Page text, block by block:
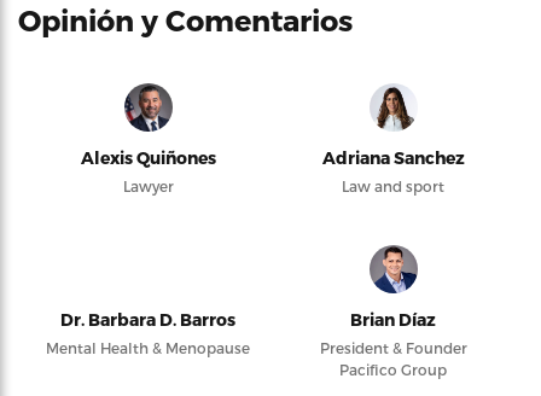
Opinión y Comentarios
Alexis Quiñones
Lawyer
Adriana Sanchez
Law and sport
Dr. Barbara D. Barros
Mental Health & Menopause
Brian Díaz
President & Founder
Pacifico Group